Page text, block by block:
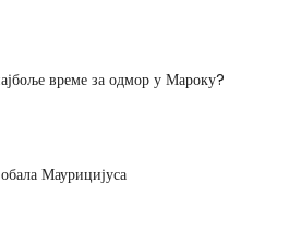
време за одмор у Мароку?
Маурицијуса